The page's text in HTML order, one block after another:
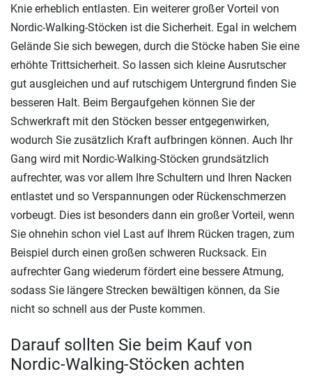
Knie erheblich entlasten. Ein weiterer großer Vorteil von
Nordic-Walking-Stöcken ist die Sicherheit. Egal in welchem
Gelände Sie sich bewegen, durch die Stöcke haben Sie eine
erhöhte Trittsicherheit. So lassen sich kleine Ausrutscher
gut ausgleichen und auf rutschigem Untergrund finden Sie
besseren Halt. Beim Bergaufgehen können Sie der
Schwerkraft mit den Stöcken besser entgegenwirken,
wodurch Sie zusätzlich Kraft aufbringen können. Auch Ihr
Gang wird mit Nordic-Walking-Stöcken grundsätzlich
aufrechter, was vor allem Ihre Schultern und Ihren Nacken
entlastet und so Verspannungen oder Rückenschmerzen
vorbeugt. Dies ist besonders dann ein großer Vorteil, wenn
Sie ohnehin schon viel Last auf Ihrem Rücken tragen, zum
Beispiel durch einen großen schweren Rucksack. Ein
aufrechter Gang wiederum fördert eine bessere Atmung,
sodass Sie längere Strecken bewältigen können, da Sie
nicht so schnell aus der Puste kommen.
Darauf sollten Sie beim Kauf von
Nordic-Walking-Stöcken achten